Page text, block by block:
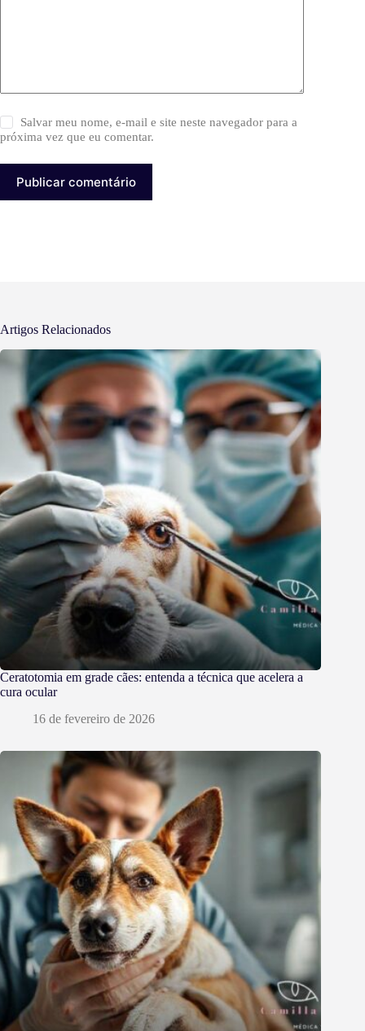
Salvar meu nome, e-mail e site neste navegador para a
próxima vez que eu comentar.
Publicar comentário
Artigos Relacionados
Ceratotomia em grade cães: entenda a técnica que acelera a
cura ocular
16 de fevereiro de 2026